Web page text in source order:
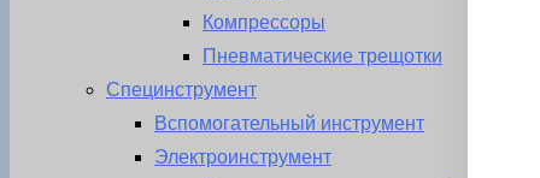
Компрессоры
Пневматические трещотки
Специнструмент
Вспомогательный инструмент
Электроинструмент